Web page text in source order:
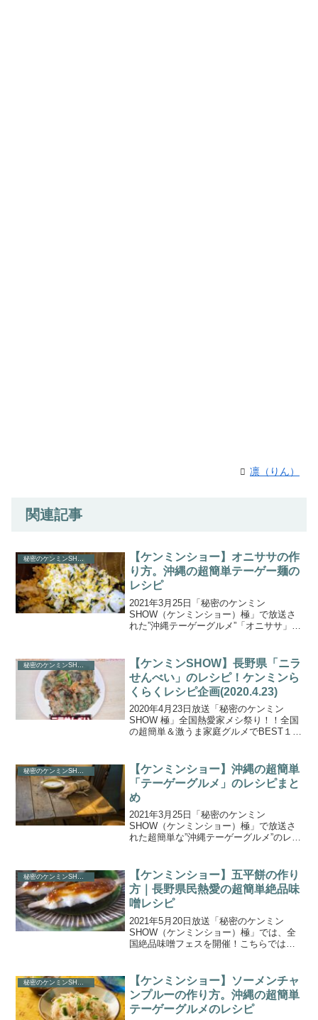
凛（りん）
関連記事
秘密のケンミンSHOW
【ケンミンショー】オニササの作
り方。沖縄の超簡単テーゲー麺の
レシピ
2021年3月25日「秘密のケンミン
SHOW（ケンミンショー）極」で放送さ
れた”沖縄テーゲーグルメ”「オニササ」の
ことで、番組ではおうちで作れる沖縄の
超簡単グルメを紹介...
【ケンミンSHOW】長野県「ニラ
せんべい」のレシピ！ケンミンら
くらくレシピ企画(2020.4.23)
2020年4月23日放送「秘密のケンミン
SHOW 極」全国熱愛家メシ祭り！！全国
の超簡単＆激うま家庭グルメでBEST１０
は、【BEST４位】長野県の「ニラセンベ
イ」...
【ケンミンショー】沖縄の超簡単
「テーゲーグルメ」のレシピまと
め
2021年3月25日「秘密のケンミン
SHOW（ケンミンショー）極」で放送さ
れた超簡単な”沖縄テーゲーグルメ”のレシ
いはず！ということで、番組ではおうち
で作れる沖縄の超簡...
秘密のケンミンSHOW
【ケンミンショー】五平餅の作り
方｜長野県民熱愛の超簡単絶品味
噌レシピ
2021年5月20日放送「秘密のケンミン
SHOW（ケンミンショー）極」では、全
国絶品味噌フェスを開催！こちらでは、
王者愛知味噌煮込みうどん＆魚介と味噌
の最強コラボ青森貝...
秘密のケンミンSHOW
【ケンミンショー】ソーメンチャ
ンプルーの作り方。沖縄の超簡単
テーゲーグルメのレシピ